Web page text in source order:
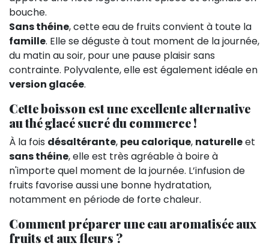
bouche.
Sans théine, cette eau de fruits convient à toute la
famille. Elle se déguste à tout moment de la journée,
du matin au soir, pour une pause plaisir sans
contrainte. Polyvalente, elle est également idéale en
version glacée.
Cette boisson est une excellente alternative
au thé glacé sucré du commerce !
À la fois désaltérante, peu calorique, naturelleet
sans théine, elle est très agréable à boire à
n'importe quel moment de la journée. L’infusion de
fruits favorise aussi une bonne hydratation,
notamment en période de forte chaleur.
Comment préparer une eau aromatisée aux
fruits et aux fleurs ?